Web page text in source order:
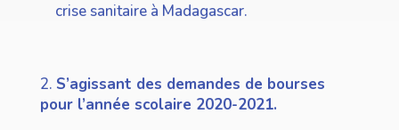
crise sanitaire à Madagascar.
2. S’agissant des demandes de bourses
pour l’année scolaire 2020-2021.